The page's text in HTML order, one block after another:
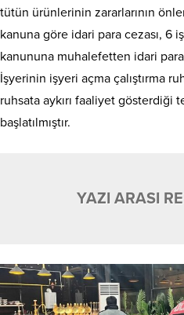
tütün ürünlerinin zararlarının
kanuna göre idari para cezası, 6
kanununa muhalefetten idari para
İşyerinin işyeri açma çalıştırma
ruhsata aykırı faaliyet gösterdiği
başlatılmıştır.
YAZI ARASI